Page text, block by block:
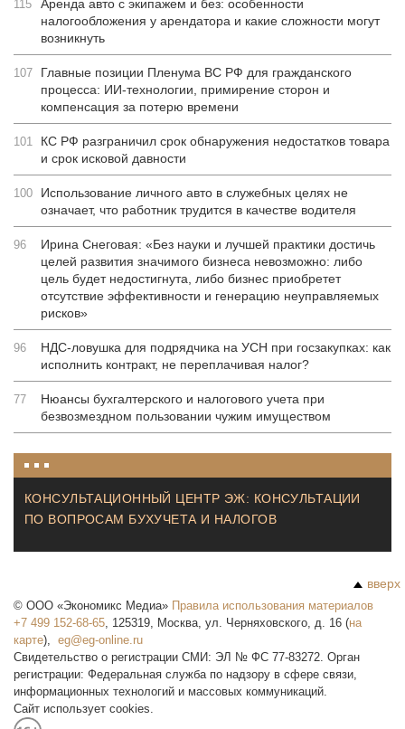
115
Аренда авто с экипажем и без: особенности
налогообложения у арендатора и какие сложности могут
возникнуть
107
Главные позиции Пленума ВС РФ для гражданского
процесса: ИИ-технологии, примирение сторон и
компенсация за потерю времени
101
КС РФ разграничил срок обнаружения недостатков товара
и срок исковой давности
100
Использование личного авто в служебных целях не
означает, что работник трудится в качестве водителя
96
Ирина Снеговая: «Без науки и лучшей практики достичь
целей развития значимого бизнеса невозможно: либо
цель будет недостигнута, либо бизнес приобретет
отсутствие эффективности и генерацию неуправляемых
рисков»
96
НДС-ловушка для подрядчика на УСН при госзакупках: как
исполнить контракт, не переплачивая налог?
77
Нюансы бухгалтерского и налогового учета при
безвозмездном пользовании чужим имуществом
КОНСУЛЬТАЦИОННЫЙ ЦЕНТР ЭЖ: КОНСУЛЬТАЦИИ
ПО ВОПРОСАМ БУХУЧЕТА И НАЛОГОВ
вверх
© ООО «Экономикс Медиа» Правила использования материалов
+7 499 152-68-65, 125319, Москва, ул. Черняховского, д. 16 (на
карте),
Свидетельство о регистрации СМИ: ЭЛ № ФС 77-83272. Орган
регистрации: Федеральная служба по надзору в сфере связи,
информационных технологий и массовых коммуникаций.
Сайт использует cookies.